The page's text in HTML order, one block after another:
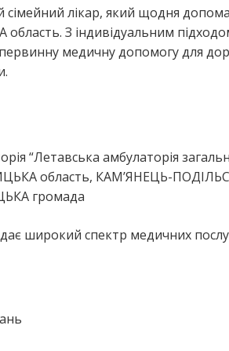
лікар, який щодня
З індивідуальним
медичну допомогу для
“Летавська амбулаторія
область, КАМ’ЯНЕЦЬ-
громада
широкий спектр медичних